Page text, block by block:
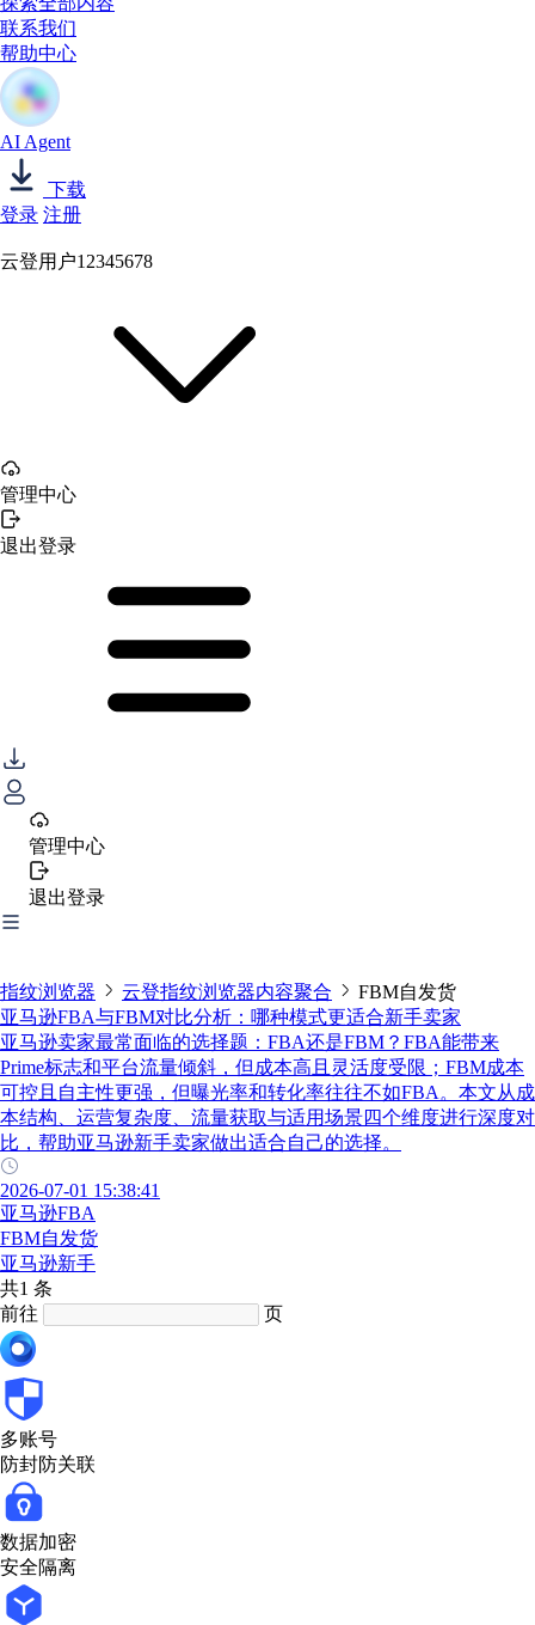
联系我们
帮助中心
AI Agent
下载
登录 注册
云登用户12345678
管理中心
退出登录
管理中心
退出登录
指纹浏览器 云登指纹浏览器内容聚合
FBM自发货
亚马逊FBA与FBM对比分析：哪种模式更适合新手卖家
亚马逊卖家最常面临的选择题：FBA还是FBM？FBA能带来
Prime标志和平台流量倾斜，但成本高且灵活度受限；FBM成本
可控且自主性更强，但曝光率和转化率往往不如FBA。本文从成
本结构、运营复杂度、流量获取与适用场景四个维度进行深度对
比，帮助亚马逊新手卖家做出适合自己的选择。
2026-07-01 15:38:41
亚马逊FBA
FBM自发货
亚马逊新手
共1 条
前往
页
多账号
防封防关联
数据加密
安全隔离